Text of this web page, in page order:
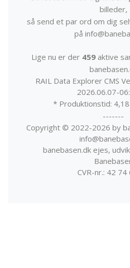
billeder,
så send et par ord om dig
på
Lige nu er der 459aktive
RAIL Data Explorer CMS
2026.06.07-
* Produktionstid:
-------
Copyright © 2022-2026 by
banebasen.dk ejes,
CVR-nr.: 42 74